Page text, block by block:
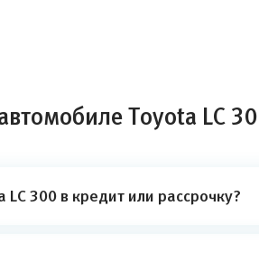
Toyota LC
300 в кредит или рассрочку?